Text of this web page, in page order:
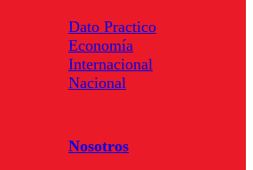
Dato Practico
Economía
Internacional
Nacional
Nosotros